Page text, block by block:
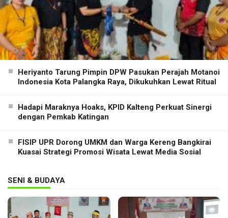
Heriyanto Tarung Pimpin DPW Pasukan Perajah Motanoi
Indonesia Kota Palangka Raya, Dikukuhkan Lewat Ritual
Hadapi Maraknya Hoaks, KPID Kalteng Perkuat Sinergi
dengan Pemkab Katingan
FISIP UPR Dorong UMKM dan Warga Kereng Bangkirai
Kuasai Strategi Promosi Wisata Lewat Media Sosial
SENI & BUDAYA